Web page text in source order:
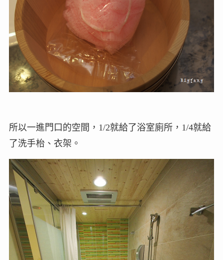
所以一進門口的空間，1/2就給了浴室廁所，1/4就給
了洗手枱、衣架。